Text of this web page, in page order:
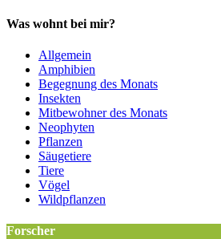
Was wohnt bei mir?
Allgemein
Amphibien
Begegnung des Monats
Insekten
Mitbewohner des Monats
Neophyten
Pflanzen
Säugetiere
Tiere
Vögel
Wildpflanzen
Forscher